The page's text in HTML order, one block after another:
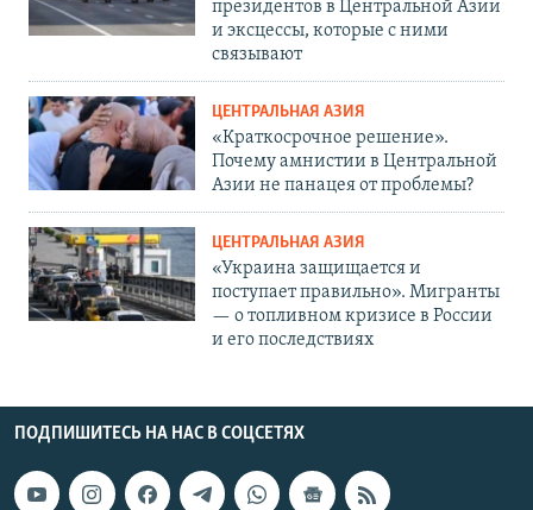
президентов в Центральной Азии
и эксцессы, которые с ними
связывают
ЦЕНТРАЛЬНАЯ АЗИЯ
«Краткосрочное решение».
Почему амнистии в Центральной
Азии не панацея от проблемы?
ЦЕНТРАЛЬНАЯ АЗИЯ
«Украина защищается и
поступает правильно». Мигранты
— о топливном кризисе в России
и его последствиях
ПОДПИШИТЕСЬ НА НАС В СОЦСЕТЯХ